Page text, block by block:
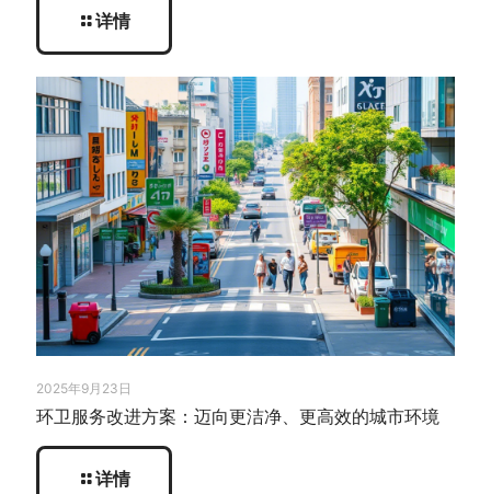
详情
2025年9月23日
环卫服务改进方案：迈向更洁净、更高效的城市环境
详情